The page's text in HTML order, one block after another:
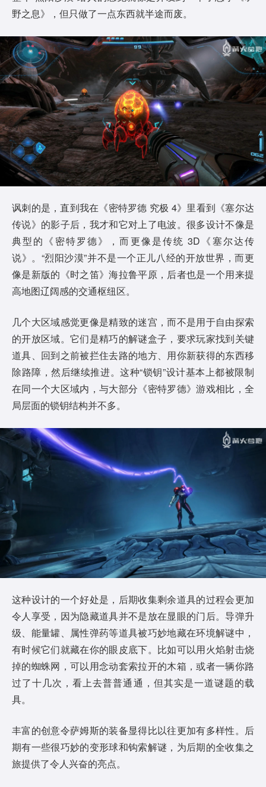
野之息》，但只做了一点东西就半途而废。
讽刺的是，直到我在《密特罗德 究极 4》里看到《塞尔达
传说》的影子后，我才和它对上了电波。很多设计不像是
典型的《密特罗德》，而更像是传统 3D《塞尔达传
说》。“烈阳沙漠”并不是一个正儿八经的开放世界，而更
像是新版的《时之笛》海拉鲁平原，后者也是一个用来提
高地图辽阔感的交通枢纽区。
几个大区域感觉更像是精致的迷宫，而不是用于自由探索
的开放区域。它们是精巧的解谜盒子，要求玩家找到关键
道具、回到之前被拦住去路的地方、用你新获得的东西移
除路障，然后继续推进。这种“锁钥”设计基本上都被限制
在同一个大区域内，与大部分《密特罗德》游戏相比，全
局层面的锁钥结构并不多。
这种设计的一个好处是，后期收集剩余道具的过程会更加
令人享受，因为隐藏道具并不是放在显眼的门后。导弹升
级、能量罐、属性弹药等道具被巧妙地藏在环境解谜中，
有时候它们就藏在你的眼皮底下。比如可以用火焰射击烧
掉的蜘蛛网，可以用念动套索拉开的木箱，或者一辆你路
过了十几次，看上去普普通通，但其实是一道谜题的载
具。
丰富的创意令萨姆斯的装备显得比以往更加有多样性。后
期有一些很巧妙的变形球和钩索解谜，为后期的全收集之
旅提供了令人兴奋的亮点。